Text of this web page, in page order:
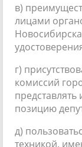
в)
лицами
г)
комиссий
позицию
д)
техникой,